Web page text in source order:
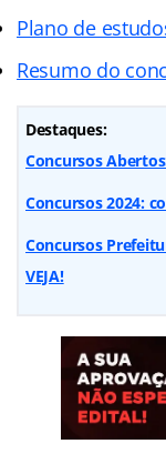
Plano de
Resumo do
Destaques:
Concursos
Concursos 2024:
Concursos
VEJA!